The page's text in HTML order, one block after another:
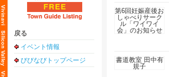
戻る
イベント情報
びびなびトップページ